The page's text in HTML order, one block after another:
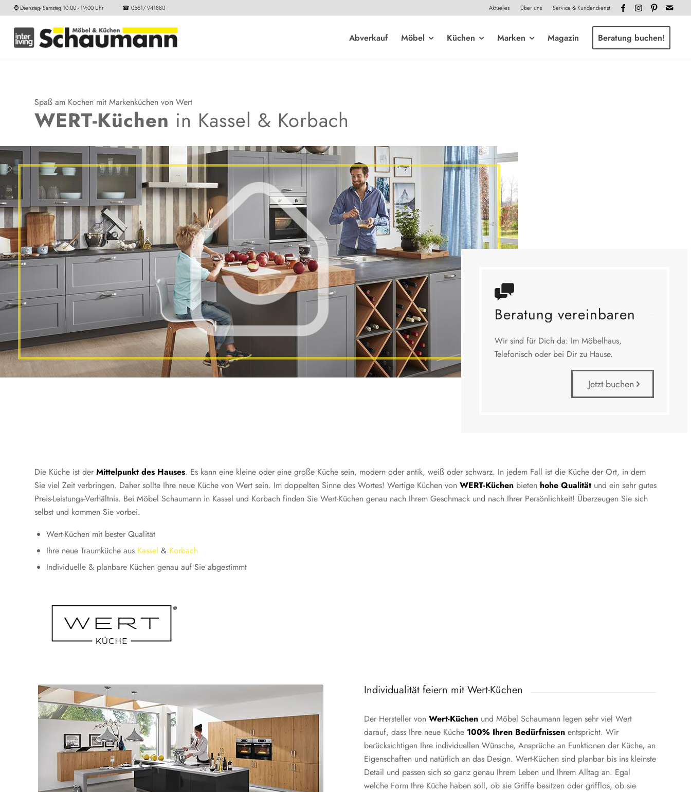
Aktuelles Über uns Service & Kundendienst
⌚ Dienstag- Samstag 10:00 - 19:00 Uhr ☎ 0561/ 941880
Abverkauf Möbel Küchen Marken Magazin Beratung buchen!
Spaß am Kochen mit Markenküchen von Wert
WERT-Küchen in Kassel & Korbach
Beratung vereinbaren
Wir sind für Dich da: Im Möbelhaus,
Telefonisch oder bei Dir zu Hause.
Jetzt buchen
Die Küche ist der Mittelpunkt des Hauses. Es kann eine kleine oder eine große Küche sein, modern oder antik, weiß oder schwarz. In jedem Fall ist die Küche der Ort, in dem
Sie viel Zeit verbringen. Daher sollte Ihre neue Küche von Wert sein. Im doppelten Sinne des Wortes! Wertige Küchen von WERT-Küchen bieten hohe Qualität und ein sehr gutes
Preis-Leistungs-Verhältnis. Bei Möbel Schaumann in Kassel und Korbach finden Sie Wert-Küchen genau nach Ihrem Geschmack und nach Ihrer Persönlichkeit! Überzeugen Sie sich
selbst und kommen Sie vorbei.
Wert-Küchen mit bester Qualität
Ihre neue Traumküche aus Kassel & Korbach
Individuelle & planbare Küchen genau auf Sie abgestimmt
Individualität feiern mit Wert-Küchen
Der Hersteller vonWert-Küchen und Möbel Schaumann legen sehr viel Wert
darauf, dass Ihre neue Küche 100% Ihren Bedürfnissen entspricht. Wir
berücksichtigen Ihre individuellen Wünsche, Ansprüche an Funktionen der Küche, an
Eigenschaften und natürlich an das Design. Wert-Küchen sind planbar bis ins kleinste
Detail und passen sich so ganz genau Ihrem Leben und Ihrem Alltag an. Egal
welche Form Ihre Küche haben soll, ob sie Griffe besitzen oder grifflos, ob sie